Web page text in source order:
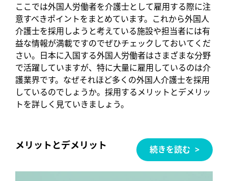
ここでは外国人労働者を介護士として雇用する際に注
意すべきポイントをまとめています。これから外国人
介護士を採用しようと考えている施設や担当者には有
益な情報が満載ですのでぜひチェックしておいてくだ
さい。日本に入国する外国人労働者はさまざまな分野
で活躍していますが、特に大量に雇用しているのは介
護業界です。なぜそれほど多くの外国人介護士を採用
しているのでしょうか。採用するメリットとデメリッ
トを詳しく見ていきましょう。
メリットとデメリット 続きを読む